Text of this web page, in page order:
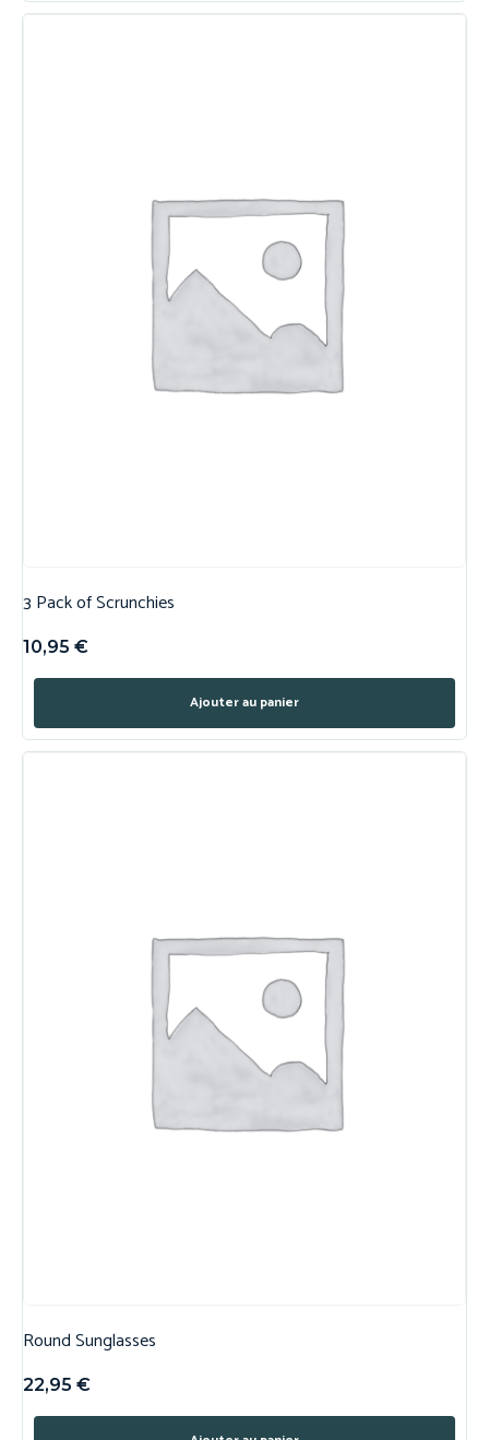
3 Pack of Scrunchies
10,95 €
Ajouter au panier
Round Sunglasses
22,95 €